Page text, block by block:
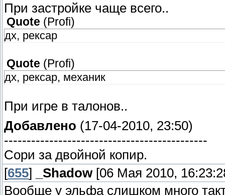
При застройке чаще всего..
Quote (Profi)
дх, рексар
Quote (Profi)
дх, рексар, механик
При игре в талонов..
Добавлено (17-04-2010, 23:50)
---------------------------------------------
Сори за двойной копир.
[655] _Shadow[06 Мая 2010,
Вообще у эльфа слишком много